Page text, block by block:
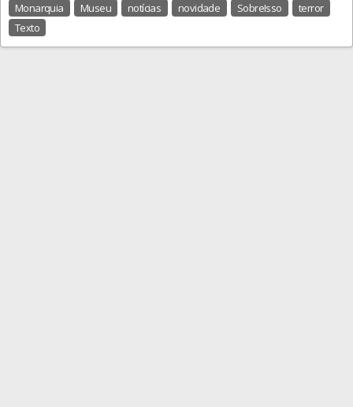
Monarquia
Museu notícias novidade SobreIsso
terror
Texto